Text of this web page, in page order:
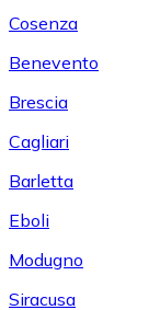
Cosenza
Benevento
Brescia
Cagliari
Barletta
Eboli
Modugno
Siracusa